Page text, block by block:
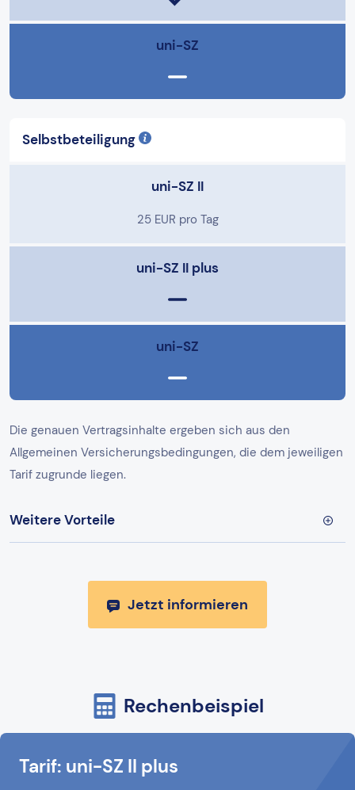
uni-SZ
Selbstbeteiligung
uni-SZ II
25 EUR pro Tag
uni-SZ II plus
uni-SZ
Die genauen Vertragsinhalte ergeben sich aus den
Allgemeinen Versicherungsbedingungen, die dem jeweiligen
Tarif zugrunde liegen.
Weitere Vorteile
Jetzt informieren
Rechenbeispiel
Tarif: uni-SZ II plus